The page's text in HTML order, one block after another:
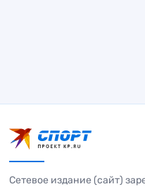
Сетевое издание (сайт)